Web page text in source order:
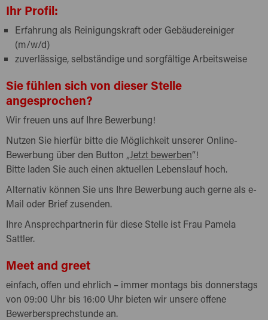
Ihr Profil:
Erfahrung als Reinigungskraft oder Gebäudereiniger
(m/w/d)
zuverlässige, selbständige und sorgfältige Arbeitsweise
Sie fühlen sich von dieser Stelle
angesprochen?
Wir freuen uns auf Ihre Bewerbung!
Nutzen Sie hierfür bitte die Möglichkeit unserer Online-
Bewerbung über den Button „Jetzt bewerben“!
Bitte laden Sie auch einen aktuellen Lebenslauf hoch.
Alternativ können Sie uns Ihre Bewerbung auch gerne als e-
Mail oder Brief zusenden.
Ihre Ansprechpartnerin für diese Stelle ist Frau Pamela
Sattler.
Meet and greet
einfach, offen und ehrlich – immer montags bis donnerstags
von 09:00 Uhr bis 16:00 Uhr bieten wir unsere offene
Bewerbersprechstunde an.